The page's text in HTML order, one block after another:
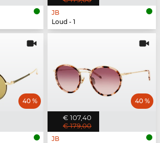
JB
Loud - 1
40 %
€ 107,40
€ 179,00
40 %
JB